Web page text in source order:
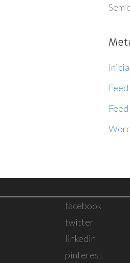
Sem
facebook
twitter
linkedin
pinterest